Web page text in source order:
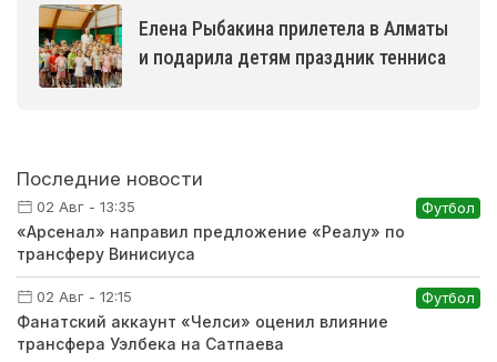
Елена Рыбакина прилетела в Алматы
и подарила детям праздник тенниса
Последние новости
02 Авг - 13:35 Футбол
«Арсенал» направил предложение «Реалу» по
трансферу Винисиуса
02 Авг - 12:15 Футбол
Фанатский аккаунт «Челси» оценил влияние
трансфера Уэлбека на Сатпаева